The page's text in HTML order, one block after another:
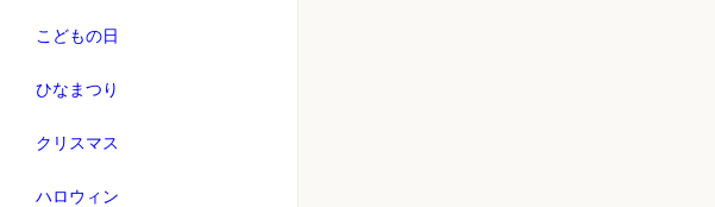
こどもの日
ひなまつり
クリスマス
ハロウィン